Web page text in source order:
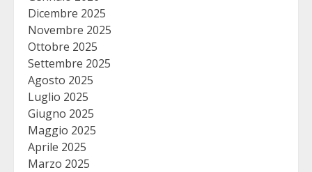
Dicembre 2025
Novembre 2025
Ottobre 2025
Settembre 2025
Agosto 2025
Luglio 2025
Giugno 2025
Maggio 2025
Aprile 2025
Marzo 2025